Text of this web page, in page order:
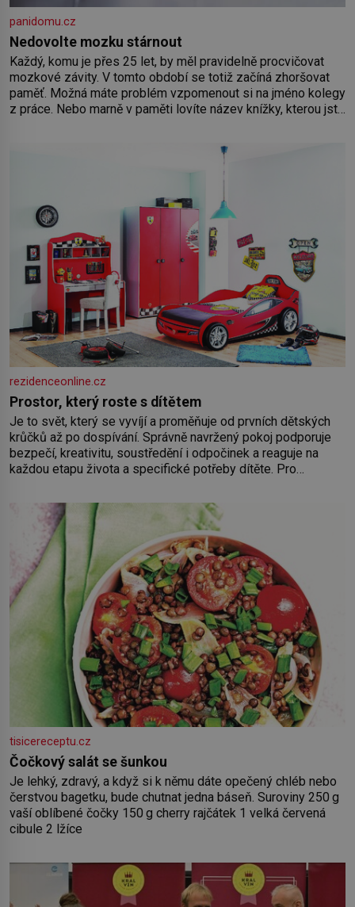
panidomu.cz
Nedovolte mozku stárnout
Každý, komu je přes 25 let, by měl pravidelně procvičovat
mozkové závity. V tomto období se totiž začíná zhoršovat
paměť. Možná máte problém vzpomenout si na jméno kolegy
z práce. Nebo marně v paměti lovíte název knížky, kterou jste
rezidenceonline.cz
Prostor, který roste s dítětem
Je to svět, který se vyvíjí a proměňuje od prvních dětských
krůčků až po dospívání. Správně navržený pokoj podporuje
bezpečí, kreativitu, soustředění i odpočinek a reaguje na
každou etapu života a specifické potřeby dítěte. Pro
by pokoj miminka měl působit především klidně a útulně.
Předškolní věk je
tisicereceptu.cz
Čočkový salát se šunkou
Je lehký, zdravý, a když si k němu dáte opečený chléb nebo
čerstvou bagetku, bude chutnat jedna báseň. Suroviny 250 g
vaší oblíbené čočky 150 g cherry rajčátek 1 velká červená
cibule 2 lžíce